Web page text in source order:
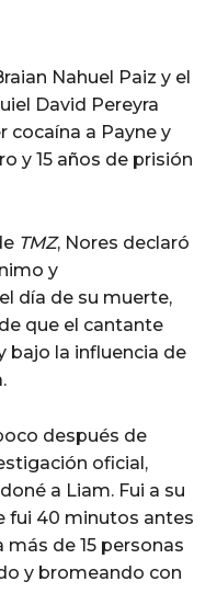
Nahuel Paiz y el
David Pereyra
cocaína a Payne y
y 15 años de prisión
TMZ, Nores declaró
y
día de su muerte,
que el cantante
bajo la influencia de
después de
oficial,
a Liam. Fui a su
fui 40 minutos antes
de 15 personas
y bromeando con